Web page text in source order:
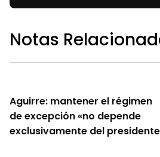
Notas
Aguirre: mantener el régimen
de excepción «no depende
exclusivamente del